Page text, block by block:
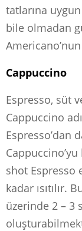
tatlarına
bile olmadan
Cappuccino
Espresso, süt
Cappuccino
Espresso’dan
shot Espresso
kadar ısıtılır.
üzerinde 2 – 3